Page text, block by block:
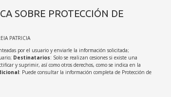
SOBRE PROTECCIÓN DE
PATRICIA
por el usuario y enviarle la información solicitada;
Destinatarios: Solo se realizan cesiones si existe una
y suprimir, así como otros derechos, como se indica en la
: Puede consultar la información completa de Protección de